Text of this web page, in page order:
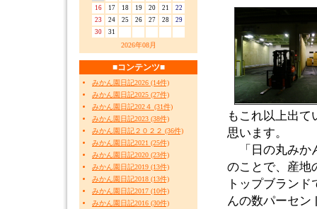
16
17 18 19 20 21
22
23
24 25 26 27 28
29
30
31
2026年08月
■コンテンツ■
みかん園日記2026 (14件)
みかん園日記2025 (27件)
みかん園日記202４ (31件)
みかん園日記2023 (38件)
みかん園日記２０２２ (36件)
みかん園日記2021 (25件)
みかん園日記2020 (23件)
みかん園日記2019 (13件)
みかん園日記2018 (13件)
みかん園日記2017 (10件)
みかん園日記2016 (30件)
もこれ以上出
思います。
「日の丸みか
のことで、産地
トップブラン
んの数パーセン